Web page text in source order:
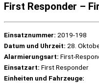
First Responder –
Einsatznummer: 2019-198
Datum und Uhrzeit: 28.
Alarmierungsart: First-
Einsatzart: First Responder
Einheiten und Fahrzeuge: